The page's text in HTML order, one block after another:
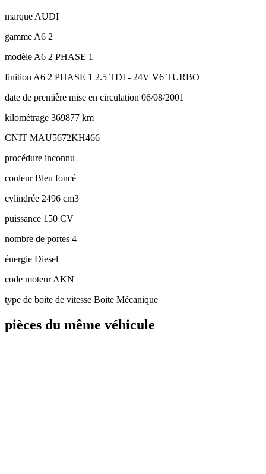
marque AUDI
gamme A6 2
modèle A6 2 PHASE 1
finition A6 2 PHASE 1 2.5 TDI - 24V V6 TURBO
date de première mise en circulation 06/08/2001
kilométrage 369877 km
CNIT MAU5672KH466
procédure inconnu
couleurBleu foncé
cylindrée 2496 cm3
puissance 150 CV
nombre de portes 4
énergie Diesel
code moteurAKN
type de boite de vitesse Boite Mécanique
pièces du même véhicule